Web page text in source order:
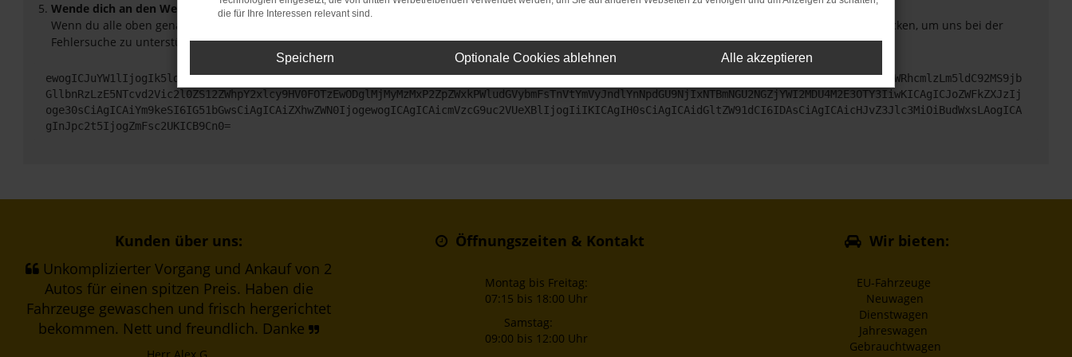
Wende dich an den Webseitenbetreiber.
Wenn du alle oben genannten Schritte versucht hast, kontaktiere uns bitte. Wir werden versuchen, das Problem zu beheben. Du kannst uns diesen Text schicken, um uns bei der
Fehlersuche zu unterstützen:
ewogICJuYW1lIjogIk5ldHdvcmtFcnJvciIsCiAgImNvbmZpZyI6IHsKICAgICJtZXRob2QiOiAiR0VUIiwKICAgICJ1cmwiOiAiaHR0cHM6Ly9hcGkueC5ha3MtcHJvZC5hdWRhcmlzLm5ldC92MS9jb
GllbnRzLzE5NTcvd2Vic2l0ZS12ZWhpY2xlcy9HV0FOTzEwODglMjMyMzMxP2ZpZWxkPWludGVybmFsTnVtYmVyJndlYnNpdGU9NjIxNTBmNGU2NGZjYWI2MDU4M2E3OTY3IiwKICAgICJoZWFkZXJzIj
oge30sCiAgICAiYm9keSI6IG51bGwsCiAgICAiZXhwZWN0IjogewogICAgICAicmVzcG9uc2VUeXBlIjogIiIKICAgIH0sCiAgICAidGltZW91dCI6IDAsCiAgICAicHJvZ3Jlc3MiOiBudWxsLAogICA
gInJpc2t5IjogZmFsc2UKICB9Cn0=
Kunden über uns:
Unkomplizierter Vorgang und Ankauf von 2
Autos für einen spitzen Preis. Haben die
Fahrzeuge gewaschen und frisch hergerichtet
bekommen. Nett und freundlich. Danke
Öffnungszeiten & Kontakt
Montag bis Freitag:
07:15 bis 18:00 Uhr
Samstag:
09:00 bis 12:00 Uhr
Wir bieten:
EU-Fahrzeuge
Neuwagen
Dienstwagen
Jahreswagen
Gebrauchtwagen
die für Ihre Interessen relevant sind.
Speichern Optionale Cookies ablehnen Alle akzeptieren